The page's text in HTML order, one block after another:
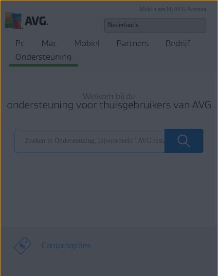
Meld u aan bij AVG Account
Pc Mac Mobiel Partners
Bedrijf
Ondersteuning
Welkom bij de
ondersteuning voor thuisgebruikers van AVG
Contactopties